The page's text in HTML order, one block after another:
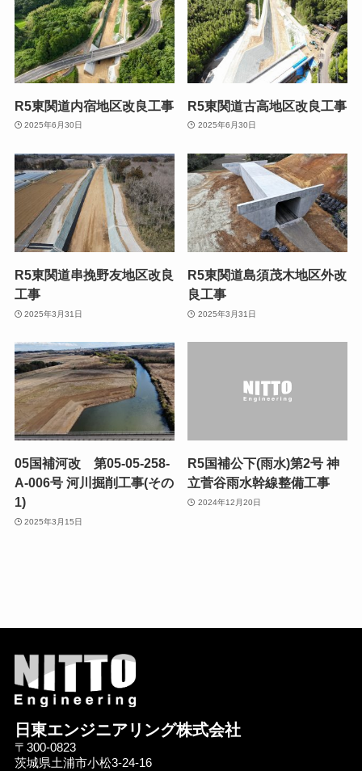
R5東関道内宿地区改良工事
2025年6月30日
R5東関道古高地区改良工事
2025年6月30日
R5東関道串挽野友地区改良
工事
2025年3月31日
R5東関道島須茂木地区外改
良工事
2025年3月31日
05国補河改 第05-05-258-
A-006号 河川掘削工事(その
1)
2025年3月15日
R5国補公下(雨水)第2号 神
立菅谷雨水幹線整備工事
2024年12月20日
日東エンジニアリング株式会社
〒300-0823
茨城県土浦市小松3-24-16